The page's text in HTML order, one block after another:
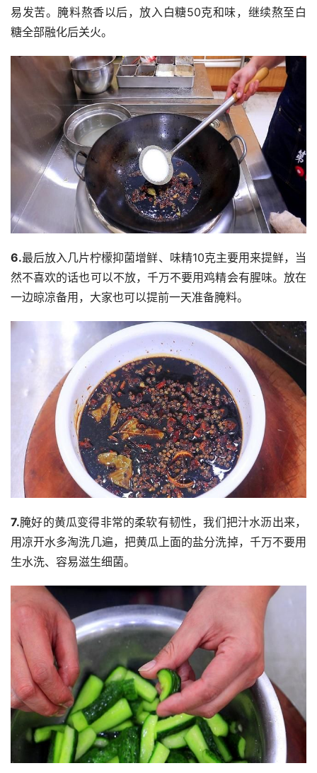
易发苦。腌料熬香以后，放入白糖50克和味，继续熬至白
糖全部融化后关火。
6.最后放入几片柠檬抑菌增鲜、味精10克主要用来提鲜，当
然不喜欢的话也可以不放，千万不要用鸡精会有腥味。放在
一边晾凉备用，大家也可以提前一天准备腌料。
7.腌好的黄瓜变得非常的柔软有韧性，我们把汁水沥出来，
用凉开水多淘洗几遍，把黄瓜上面的盐分洗掉，千万不要用
生水洗、容易滋生细菌。